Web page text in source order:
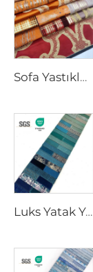
Sofa Yastıkları ve Dekoratif Atkı Yastıkları | Premium Perde Kumaşı
Luks Yatak Yastıkları ve Perde Kumaşları | Dekoratif Atkı Yastıkları